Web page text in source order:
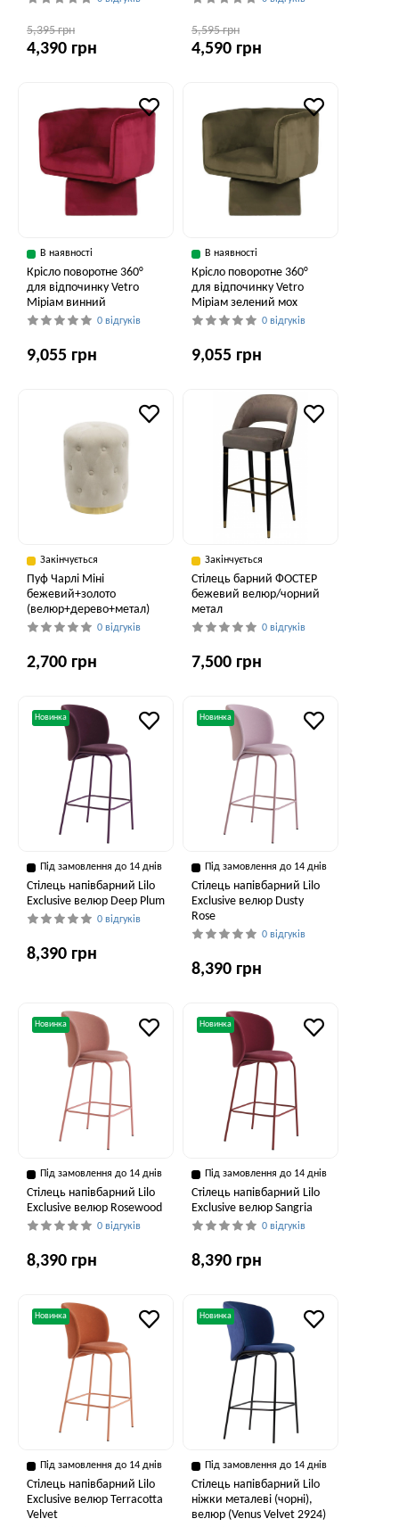
5,395 грн
4,390 грн
5,595 грн
4,590 грн
В наявності
Крісло поворотне 360°
для відпочинку Vetro
Міріам винний
0 відгуків
9,055 грн
В наявності
Крісло поворотне 360°
для відпочинку Vetro
Міріам зелений мох
0 відгуків
9,055 грн
Закінчується
Пуф Чарлі Міні
бежевий+золото
(велюр+дерево+метал)
0 відгуків
2,700 грн
Закінчується
Стілець барний ФОСТЕР
бежевий велюр/чорний
метал
0 відгуків
7,500 грн
Новинка
Під замовлення до 14 днів
Стілець напівбарний Lilo
Exclusive велюр Deep Plum
0 відгуків
8,390 грн
Новинка
Під замовлення до 14 днів
Стілець напівбарний Lilo
Exclusive велюр Dusty
Rose
0 відгуків
8,390 грн
Новинка
Під замовлення до 14 днів
Стілець напівбарний Lilo
Exclusive велюр Rosewood
0 відгуків
8,390 грн
Новинка
Під замовлення до 14 днів
Стілець напівбарний Lilo
Exclusive велюр Sangria
0 відгуків
8,390 грн
Новинка
Під замовлення до 14 днів
Стілець напівбарний Lilo
Exclusive велюр Terracotta
Velvet
Новинка
Під замовлення до 14 днів
Стілець напівбарний Lilo
ніжки металеві (чорні),
велюр (Venus Velvet 2924)